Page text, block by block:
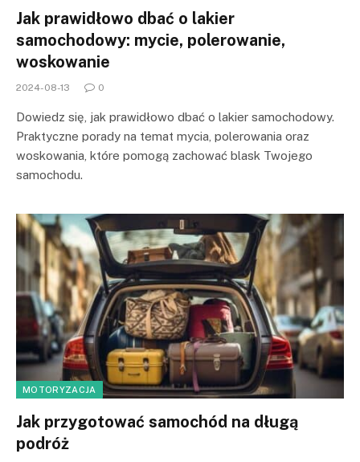
Jak prawidłowo dbać o lakier
samochodowy: mycie, polerowanie,
woskowanie
2024-08-13 0
Dowiedz się, jak prawidłowo dbać o lakier samochodowy.
Praktyczne porady na temat mycia, polerowania oraz
woskowania, które pomogą zachować blask Twojego
samochodu.
MOTORYZACJA
Jak przygotować samochód na długą
podróż